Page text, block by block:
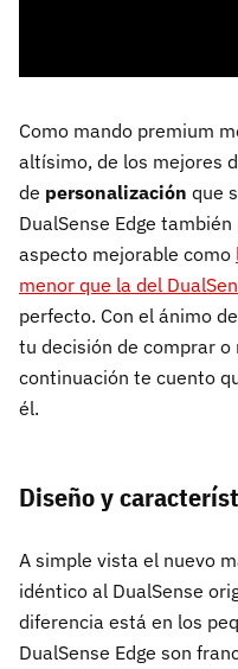
Como mando premium
altísimo, de los mejores
de personalización que
DualSense Edge
aspecto mejorable como
menor que la del
perfecto. Con el ánimo
tu decisión de comprar o
continuación te cuento
él.
Diseño y
A simple vista el nuevo
idéntico al DualSense
diferencia está en los
DualSense Edge son